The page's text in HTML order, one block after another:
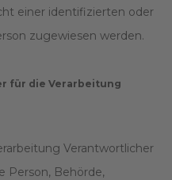
einer identifizierten oder
zugewiesen werden.
für die Verarbeitung
Verantwortlicher
Person, Behörde,